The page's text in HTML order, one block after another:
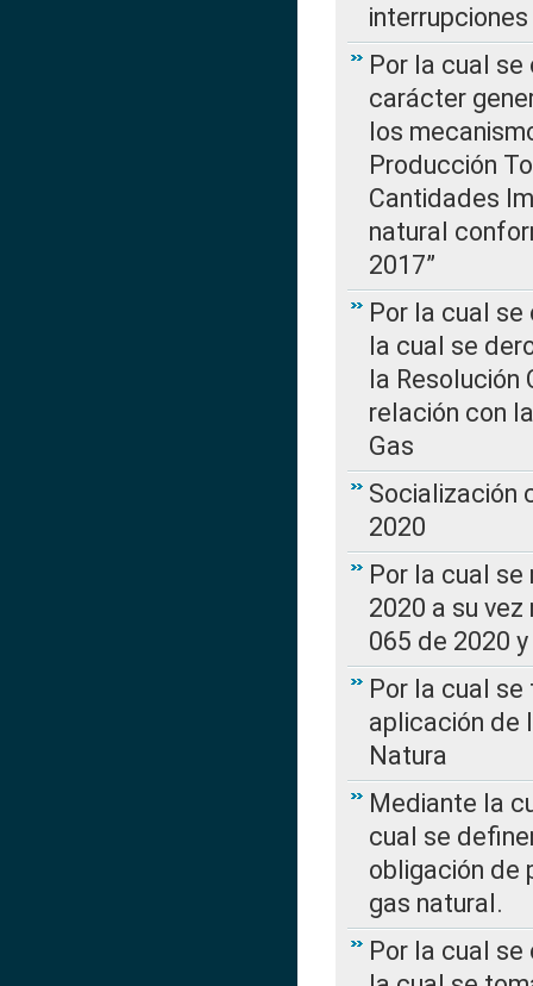
Por la cual
carácter
los
Producción
Cantidades
natural
2017”
Por la cual
la cual se
la Resolución
relación con
Gas
Socialización
2020
Por la cual se
2020 a su
065 de 2020
Por la cual
aplicación de
Natura
Mediante la
cual se
obligación de
gas natural.
Por la cual se